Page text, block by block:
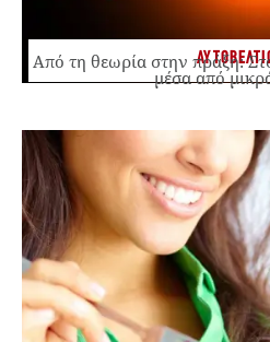
Από τη θεωρία στην πράξη:
μέσα από